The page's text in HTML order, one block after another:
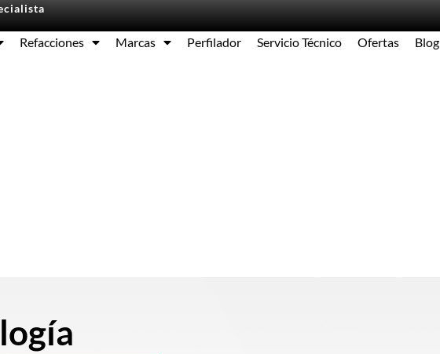
Refacciones Marcas Perfilador Servicio Técnico Ofertas Blog
Equipos